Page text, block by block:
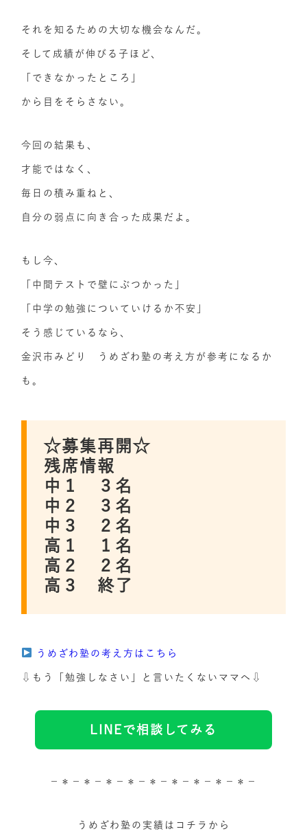
それを知るための大切な機会なんだ。
そして成績が伸びる子ほど、
「できなかったところ」
から目をそらさない。
今回の結果も、
才能ではなく、
毎日の積み重ねと、
自分の弱点に向き合った成果だよ。
もし今、
「中間テストで壁にぶつかった」
「中学の勉強についていけるか不安」
そう感じているなら、
金沢市みどり うめざわ塾の考え方が参考になるか
も。
☆募集再開☆
残席情報
中１ ３名
中２ ３名
中３ ２名
高１ １名
高２ ２名
高３ 終了
うめざわ塾の考え方はこちら
⇩もう「勉強しなさい」と言いたくないママへ⇩
LINEで相談してみる
－＊－＊－＊－＊－＊－＊－＊－＊－＊－
うめざわ塾の実績はコチラから